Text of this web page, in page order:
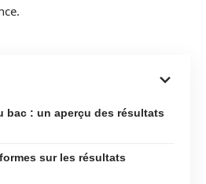
bac : un aperçu des résultats
sur les résultats